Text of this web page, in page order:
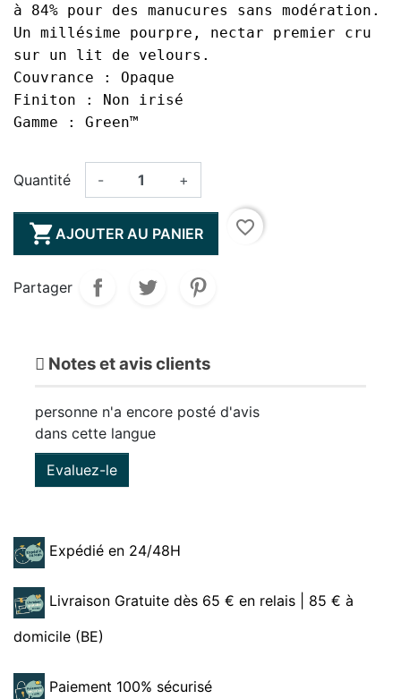
à 84% pour des manucures sans modération.
Un millésime pourpre, nectar premier cru
sur un lit de velours.
Couvrance : Opaque
Finiton : Non irisé
Gamme : Green™
Quantité - +
AJOUTER AU PANIER favorite_border
Partager
Notes et avis clients
personne n'a encore posté d'avis
dans cette langue
Evaluez-le
Expédié en 24/48H
Livraison Gratuite dès 65 € en relais | 85 € à
domicile (BE)
Paiement 100% sécurisé